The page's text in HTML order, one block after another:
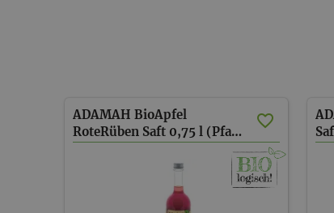
ADAMAH BioApfel
RoteRüben Saft 0,75 l (Pfand)